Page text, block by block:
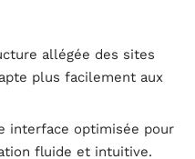
allégée des sites
plus facilement aux
interface optimisée pour
fluide et intuitive.